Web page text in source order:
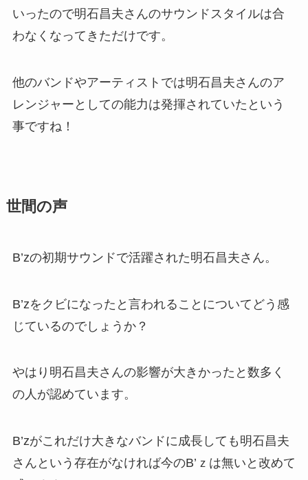
いったので明石昌夫さんのサウンドスタイルは合
わなくなってきただけです。
他のバンドやアーティストでは明石昌夫さんのア
レンジャーとしての能力は発揮されていたという
事ですね！
世間の声
B’zの初期サウンドで活躍された明石昌夫さん。
B’zをクビになったと言われることについてどう感
じているのでしょうか？
やはり明石昌夫さんの影響が大きかったと数多く
の人が認めています。
B’zがこれだけ大きなバンドに成長しても明石昌夫
さんという存在がなければ今のB’ｚは無いと改めて